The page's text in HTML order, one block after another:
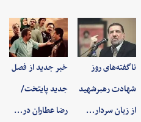
ناگفته‌های روز
شهادت رهبرشهید
از زبان سردار…
خبر جدید از فصل
جدید پایتخت/
رضا عطاران در…